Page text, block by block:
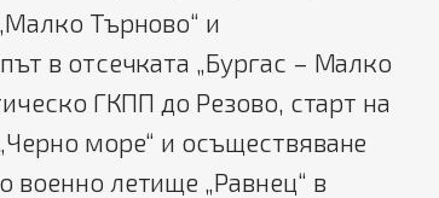
Търново“ и
в отсечката „Бургас – Малко
ГКПП до Резово, старт на
море“ и осъществяване
летище „Равнец“ в